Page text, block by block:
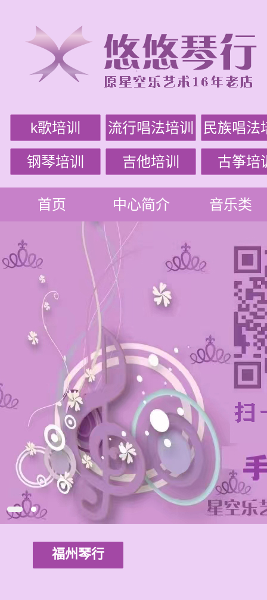
k歌培训 流行唱法培训 民族唱法
钢琴培训 吉他培训 古筝培
首页 中心简介 音乐类
福州琴行